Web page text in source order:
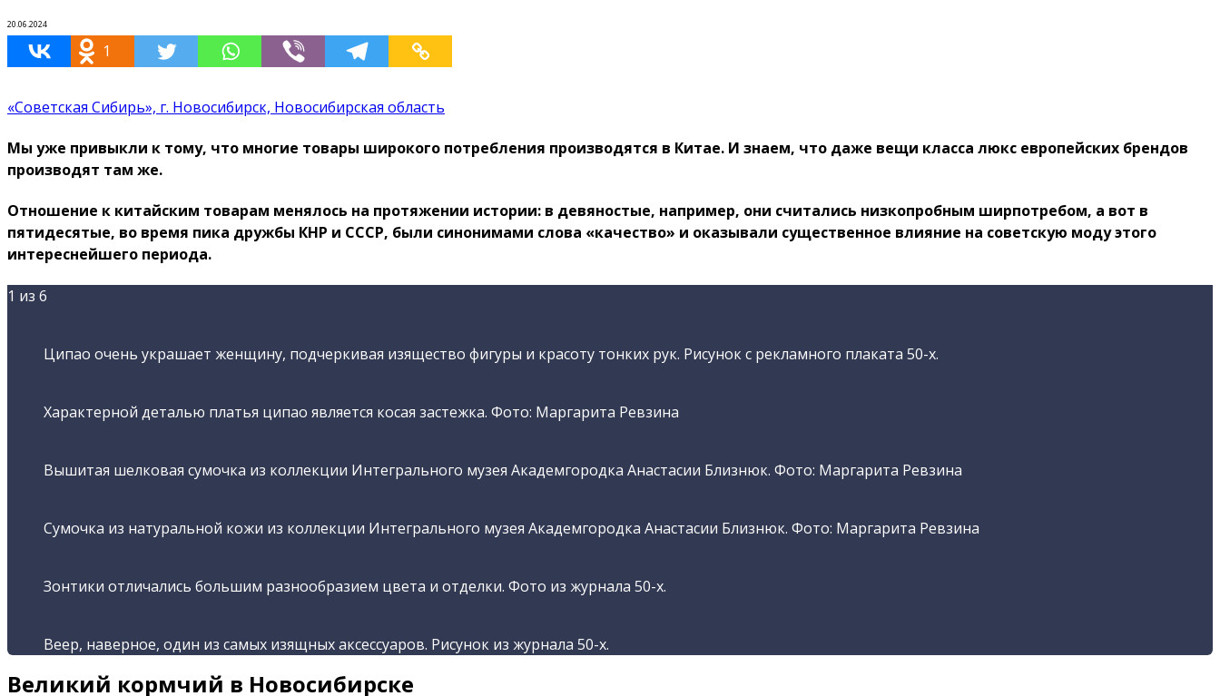
20.06.2024
1
«Советская Сибирь», г. Новосибирск, Новосибирская область
Мы уже привыкли к тому, что многие товары широкого потребления производятся в Китае. И знаем, что даже вещи класса люкс европейских брендов
производят там же.
Отношение к китайским товарам менялось на протяжении истории: в девяностые, например, они считались низкопробным ширпотребом, а вот в
пятидесятые, во время пика дружбы КНР и СССР, были синонимами слова «качество» и оказывали существенное влияние на советскую моду этого
интереснейшего периода.
1 из 6
Ципао очень украшает женщину, подчеркивая изящество фигуры и красоту тонких рук. Рисунок с рекламного плаката 50-х.
Характерной деталью платья ципао является косая застежка. Фото: Маргарита Ревзина
Вышитая шелковая сумочка из коллекции Интегрального музея Академгородка Анастасии Близнюк. Фото: Маргарита Ревзина
Сумочка из натуральной кожи из коллекции Интегрального музея Академгородка Анастасии Близнюк. Фото: Маргарита Ревзина
Зонтики отличались большим разнообразием цвета и отделки. Фото из журнала 50-х.
Веер, наверное, один из самых изящных аксессуаров. Рисунок из журнала 50-х.
Великий кормчий в Новосибирске